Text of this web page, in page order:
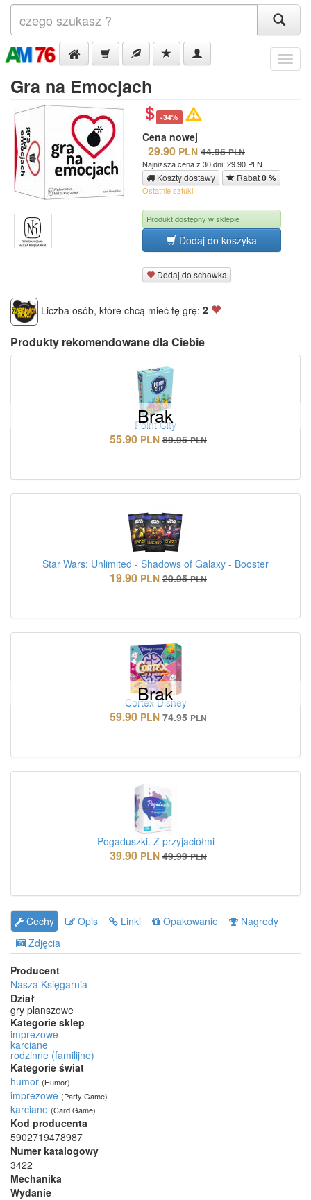
Menu
Gra na Emocjach
-34%
Cena nowej
29.90 PLN 44.95 PLN
Najniższa cena z 30 dni: 29.90 PLN
Koszty dostawy Rabat0 %
Ostatnie sztuki
Produkt dostępny w sklepie
Dodaj do koszyka
Dodaj do schowka
Liczba osób, które chcą mieć tę grę: 2
Produkty rekomendowane dla Ciebie
Brak
Point City
55.90 PLN 89.95 PLN
Star Wars: Unlimited - Shadows of Galaxy - Booster
19.90 PLN 20.95 PLN
Brak
Cortex Disney
59.90 PLN 74.95 PLN
Pogaduszki. Z przyjaciółmi
39.90 PLN 49.99 PLN
Cechy Opis Linki Opakowanie
Nagrody
Zdjęcia
Producent
Nasza Księgarnia
Dział
gry planszowe
Kategorie sklep
imprezowe
karciane
rodzinne (familijne)
Kategorie świat
humor (Humor)
imprezowe (Party Game)
karciane (Card Game)
Kod producenta
5902719478987
Numer katalogowy
3422
Mechanika
Wydanie